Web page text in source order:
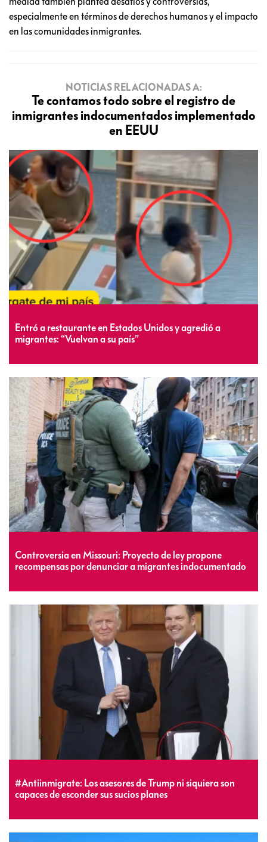
especialmente en términos de derechos humanos y el impacto
en las comunidades inmigrantes.
NOTICIAS RELACIONADAS A:
Te contamos todo sobre el registro de
inmigrantes indocumentados implementado
en EEUU
Entró a restaurante en Estados Unidos y agredió a
migrantes: “Vuelvan a su país”
Controversia en Missouri: Proyecto de ley propone
recompensas por denunciar a migrantes indocumentado
#Antiinmigrate: Los asesores de Trump ni siquiera son
capaces de esconder sus sucios planes